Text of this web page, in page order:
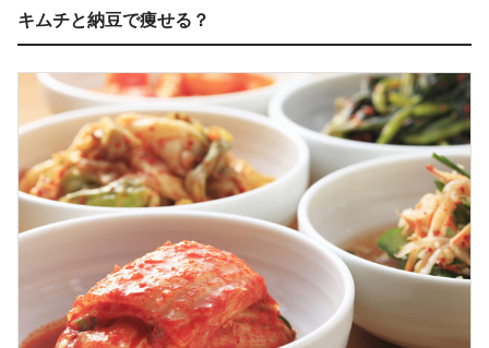
キムチと納豆で痩せる？